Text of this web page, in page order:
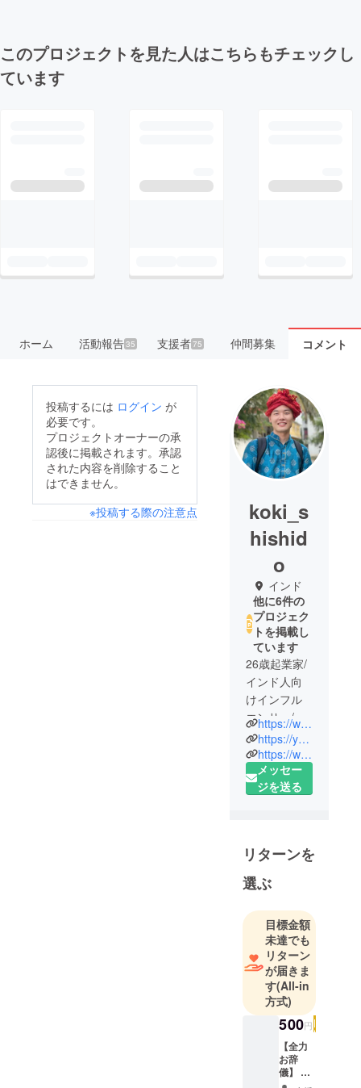
このプロジェクトを見た人はこちらもチェックし
ています
ホーム 活動報告35 支援者75 仲間募集 コメント
投稿するには ログイン が
必要です。
プロジェクトオーナーの承
認後に掲載されます。承認
された内容を削除すること
はできません。
※投稿する際の注意点
koki_s
hishid
o
インド
他に6件の
プロジェク
トを掲載し
ています
26歳起業家/
インド人向
けインフル
エンサー/ 日
本最大ベジ
タリアンメ
ディア VEG
MAPS (ベジ
https://www.instagram.com/koki_shishido/
https://youtube.com/@koki_shishido
https://www.facebook.com/profile.php?id=100076891480943
メッセー
ジを送る
リターンを
選ぶ
目標金額
未達でも
リターン
が届きま
す(All-in
方式)
500円
【全力
お辞
儀】 ク
ラウド